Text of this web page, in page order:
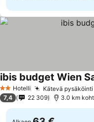
2 Tähtiluokitus
Hotelli Kätevä
ibis budget Wien
7,4 22 309 3.0 km